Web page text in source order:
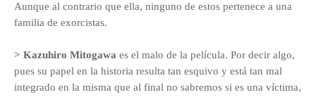
Aunque al contrario que ella, ninguno de estos pertenece a una
familia de exorcistas.
> Kazuhiro Mitogawa es el malo de la película. Por decir algo,
pues su papel en la historia resulta tan esquivo y está tan mal
integrado en la misma que al final no sabremos si es una víctima,